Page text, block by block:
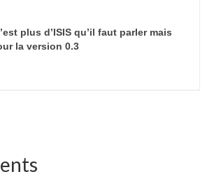
plus d’ISIS qu’il faut parler mais
la version 0.3